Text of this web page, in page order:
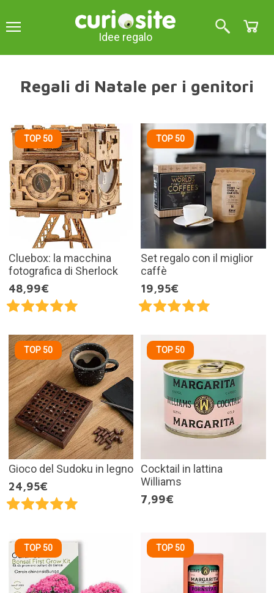
Idee regalo
Regali di Natale per i genitori
TOP 50
Cluebox: la macchina
fotografica di Sherlock
48,99€
TOP 50
Set regalo con il miglior
caffè
19,95€
TOP 50
Gioco del Sudoku in legno
24,95€
TOP 50
Cocktail in lattina
Williams
7,99€
TOP 50 TOP 50